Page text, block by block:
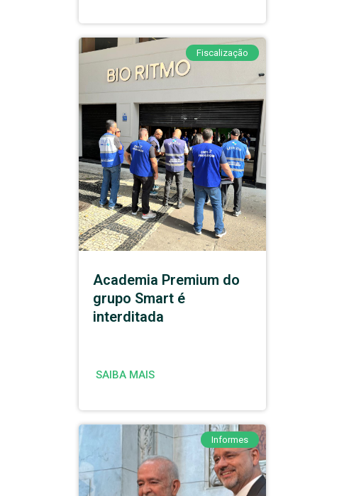
Fiscalização
Academia Premium do
grupo Smart é
interditada
SAIBA MAIS
Informes